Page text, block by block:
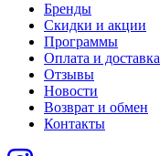
Бренды
Скидки и акции
Программы
Оплата и доставка
Отзывы
Новости
Возврат и обмен
Контакты